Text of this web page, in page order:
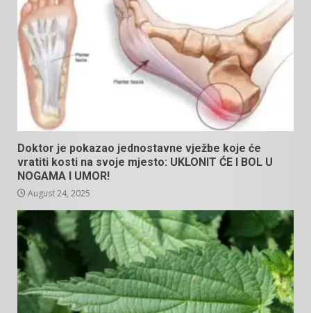
Doktor je pokazao jednostavne vježbe koje će
vratiti kosti na svoje mjesto: UKLONIT ĆE I BOL U
NOGAMA I UMOR!
August 24, 2025